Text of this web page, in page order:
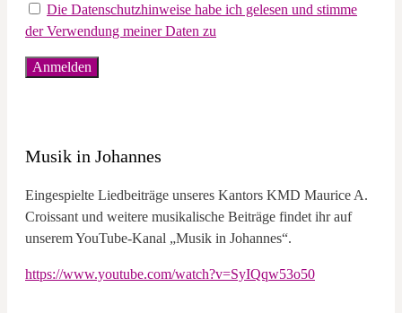
Die Datenschutzhinweise habe ich gelesen und stimme
der Verwendung meiner Daten zu
Musik in Johannes
Eingespielte Liedbeiträge unseres Kantors KMD Maurice A.
Croissant und weitere musikalische Beiträge findet ihr auf
unserem YouTube-Kanal „Musik in Johannes“.
https://www.youtube.com/watch?v=SyIQqw53o50